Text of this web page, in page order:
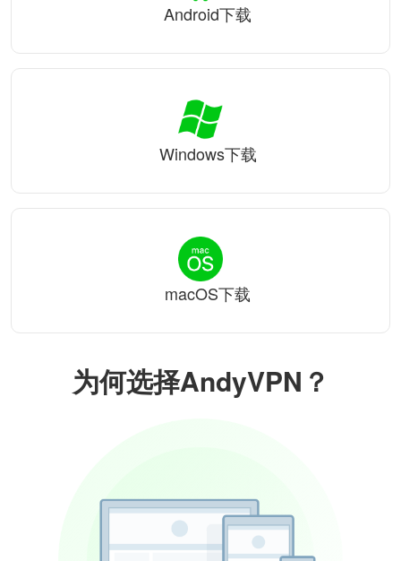
为何选择AndyVPN？
Android下载
Windows下载
macOS下载